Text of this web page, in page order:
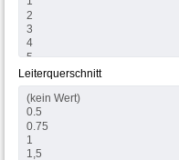
Leiterquerschnitt